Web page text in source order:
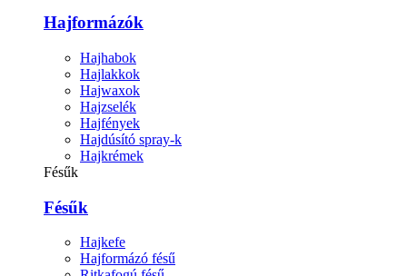
Hajformázók
Hajhabok
Hajlakkok
Hajwaxok
Hajzselék
Hajfények
Hajdúsító spray-k
Hajkrémek
Fésűk
Fésűk
Hajkefe
Hajformázó fésű